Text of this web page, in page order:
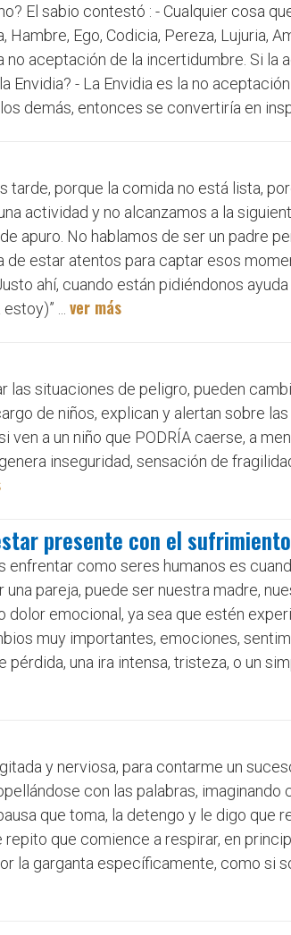
El sabio contestó : - Cualquier cosa
Ego, Codicia, Pereza, Lujuria,
aceptación de la incertidumbre. Si la
Envidia? - La Envidia es la no
demás, entonces se convertiría en
porque la comida no está lista,
actividad y no alcanzamos a la
apuro. No hablamos de ser un padre
de estar atentos para captar esos
ahí, cuando están pidiéndonos ayuda
... ver más
situaciones de peligro, pueden
de niños, explican y alertan sobre
a un niño que PODRÍA caerse, a
inseguridad, sensación de
presente con el sufrimiento
como seres humanos es
pareja, puede ser nuestra madre,
emocional, ya sea que estén
muy importantes, emociones,
una ira intensa, tristeza, o un
y nerviosa, para contarme un
con las palabras, imaginando
que toma, la detengo y le digo que
que comience a respirar, en
la garganta específicamente, como si